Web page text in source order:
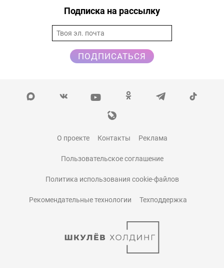
Подписка на рассылку
ПОДПИСАТЬСЯ
О проекте Контакты Реклама
Пользовательское соглашение
Политика использования cookie-файлов
Рекомендательные технологии Техподдержка